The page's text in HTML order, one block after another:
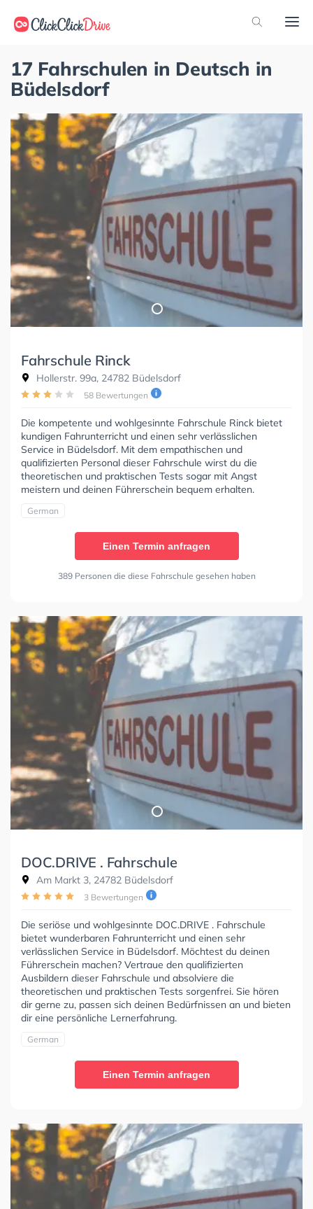
17 Fahrschulen in Deutsch in
Büdelsdorf
Fahrschule Rinck
Hollerstr. 99a, 24782 Büdelsdorf
58 Bewertungen
Die kompetente und wohlgesinnte Fahrschule Rinck bietet
kundigen Fahrunterricht und einen sehr verlässlichen
Service in Büdelsdorf. Mit dem empathischen und
qualifizierten Personal dieser Fahrschule wirst du die
theoretischen und praktischen Tests sogar mit Angst
meistern und deinen Führerschein bequem erhalten.
German
Einen Termin anfragen
389 Personen die diese Fahrschule gesehen haben
DOC.DRIVE . Fahrschule
Am Markt 3, 24782 Büdelsdorf
3 Bewertungen
Die seriöse und wohlgesinnte DOC.DRIVE . Fahrschule
bietet wunderbaren Fahrunterricht und einen sehr
verlässlichen Service in Büdelsdorf. Möchtest du deinen
Führerschein machen? Vertraue den qualifizierten
Ausbildern dieser Fahrschule und absolviere die
theoretischen und praktischen Tests sorgenfrei. Sie hören
dir gerne zu, passen sich deinen Bedürfnissen an und bieten
dir eine persönliche Lernerfahrung.
German
Einen Termin anfragen